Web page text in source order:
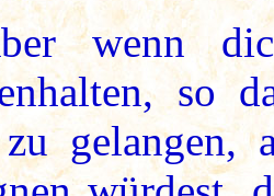
wenn
so
gelangen,